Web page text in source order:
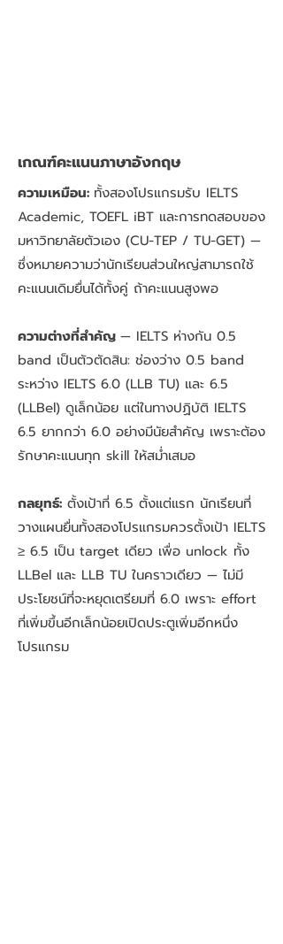
เกณฑ์คะแนนภาษาอังกฤษ
ความเหมือน: ทั้งสองโปรแกรมรับ IELTS
Academic, TOEFL iBT และการทดสอบของ
มหาวิทยาลัยตัวเอง (CU-TEP / TU-GET) —
ซึ่งหมายความว่านักเรียนส่วนใหญ่สามารถใช้
คะแนนเดิมยื่นได้ทั้งคู่ ถ้าคะแนนสูงพอ
ความต่างที่สำคัญ — IELTS ห่างกัน 0.5
band เป็นตัวตัดสิน: ช่องว่าง 0.5 band
ระหว่าง IELTS 6.0 (LLB TU) และ 6.5
(LLBel) ดูเล็กน้อย แต่ในทางปฏิบัติ IELTS
6.5 ยากกว่า 6.0 อย่างมีนัยสำคัญ เพราะต้อง
รักษาคะแนนทุก skill ให้สม่ำเสมอ
กลยุทธ์: ตั้งเป้าที่ 6.5 ตั้งแต่แรก นักเรียนที่
วางแผนยื่นทั้งสองโปรแกรมควรตั้งเป้า IELTS
≥ 6.5 เป็น target เดียว เพื่อ unlock ทั้ง
LLBel และ LLB TU ในคราวเดียว — ไม่มี
ประโยชน์ที่จะหยุดเตรียมที่ 6.0 เพราะ effort
ที่เพิ่มขึ้นอีกเล็กน้อยเปิดประตูเพิ่มอีกหนึ่ง
โปรแกรม